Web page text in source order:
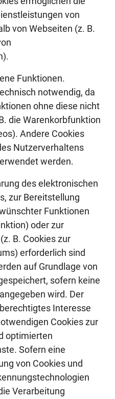
von
von Webseiten (z. B.
Funktionen.
notwendig, da
ohne diese nicht
die Warenkorbfunktion
Andere Cookies
Nutzerverhaltens
werden.
des elektronischen
zur Bereitstellung
Funktionen
oder zur
B. Cookies zur
erforderlich sind
auf Grundlage von
sofern keine
wird. Der
Interesse
Cookies zur
optimierten
Sofern eine
von Cookies und
Verarbeitung